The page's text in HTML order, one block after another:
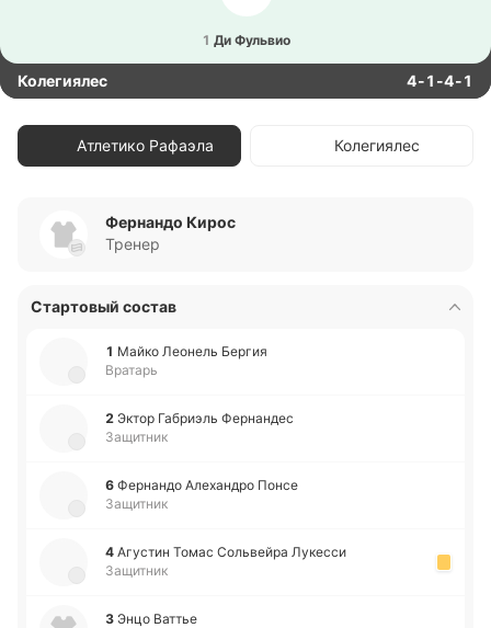
1 Ди Фу­львио
Колегиялес 4-1-4-1
Атлетико Рафаэла Колегиялес
Фернандо Кирос
Тренер
Стартовый состав
1 Майко Лео­нель Бергия
Вратарь
2 Эктор Га­бриэль Фе­рна­ндес
Защитник
6 Фе­рна­ндо Але­ха­ндро Понсе
Защитник
4 Агу­стин Томас Со­львей­ра Лу­ке­сси
Защитник
3 Энцо Ваттье